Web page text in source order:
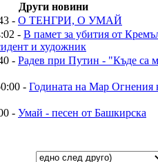
Други новини
- О ТЕНГРИ, О УМАЙ
- В памет за убития от
и художник
- Радев при Путин - "Къде са
- Годината на Мар Огнения
- Умай - песен от Башкирска